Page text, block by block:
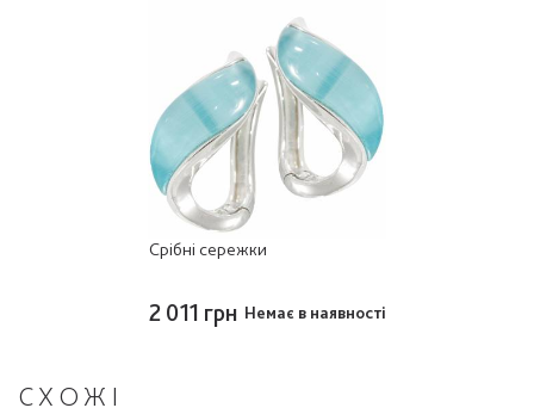
Срібні сережки
2 011 грн Немає в наявності
СХОЖІ